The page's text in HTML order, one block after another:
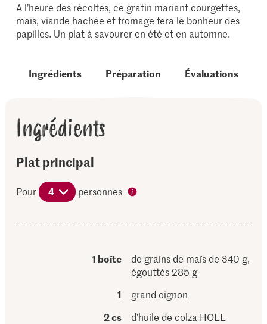
A l’heure des récoltes, ce gratin mariant courgettes,
maïs, viande hachée et fromage fera le bonheur des
papilles. Un plat à savourer en été et en automne.
Ingrédients Préparation Évaluations
Ingrédients
Plat principal
Pour 4 personnes
1 boîte
de grains de maïs de 340 g,
égouttés 285 g
1
grand oignon
2 cs
d’huile de colza HOLL